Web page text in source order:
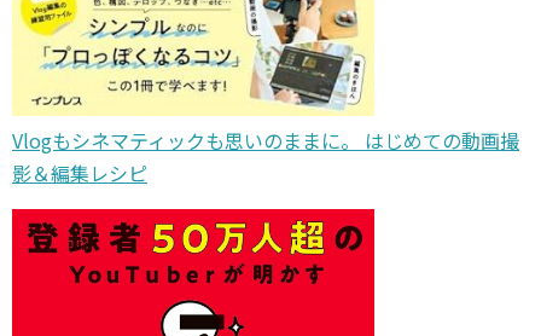
Vlogもシネマティックも思いのままに。 はじめての動画撮
影＆編集レシピ